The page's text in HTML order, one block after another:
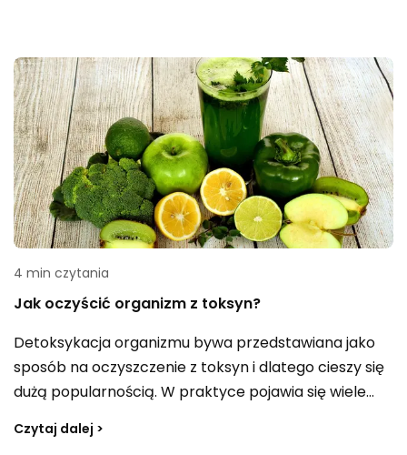
4 min czytania
Jak oczyścić organizm z toksyn?
Detoksykacja organizmu bywa przedstawiana jako
sposób na oczyszczenie z toksyn i dlatego cieszy się
dużą popularnością. W praktyce pojawia się wiele
na czym dokładnie ma polegać detoks i czy oznacza
Czytaj dalej >